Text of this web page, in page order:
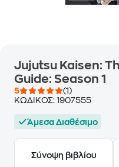
Jujutsu Kaisen:
Guide: Season 1
5
(1)
ΚΩΔΙΚΟΣ: 1907555
Άμεσα Διαθέσιμο
Σύνοψη βιβλίου